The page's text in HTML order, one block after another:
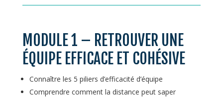
MODULE 1 – RETROUVER UNE
ÉQUIPE EFFICACE ET COHÉSIVE
Connaître les 5 piliers d’efficacité d’équipe
Comprendre comment la distance peut saper